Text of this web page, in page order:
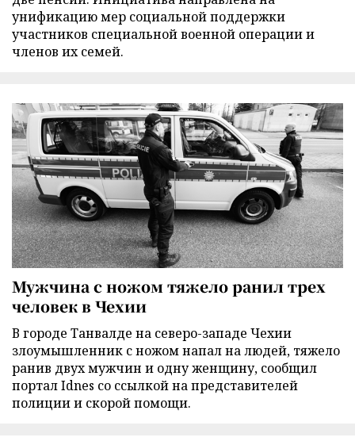
унификацию мер социальной поддержки
участников специальной военной операции и
членов их семей.
Мужчина с ножом тяжело ранил трех
человек в Чехии
В городе Танвалде на северо-западе Чехии
злоумышленник с ножом напал на людей, тяжело
ранив двух мужчин и одну женщину, сообщил
портал Idnes со ссылкой на представителей
полиции и скорой помощи.